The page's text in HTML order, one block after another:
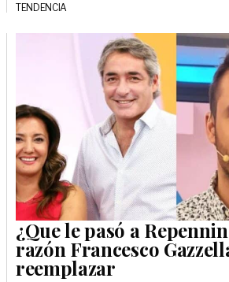
TENDENCIA
¿Que le pasó a
razón Francesco
reemplazar